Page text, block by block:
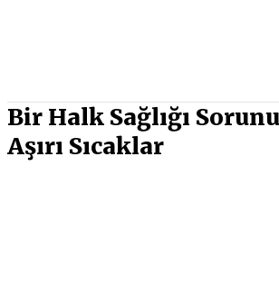
Bir Halk Sağlığı
Aşırı Sıcaklar